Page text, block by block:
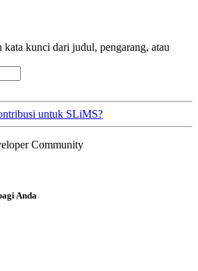
kata kunci dari judul, pengarang, atau
untuk SLiMS?
Community
Anda